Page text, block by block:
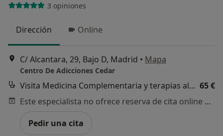
3 opiniones
Dirección Online
C/ Alcantara, 29, Bajo D, Madrid • Mapa
Centro De Adicciones Cedar
Visita Medicina Complementaria y terapias alternativas 65 €
Este especialista no ofrece reserva de cita online en esta dirección.
Pedir una cita